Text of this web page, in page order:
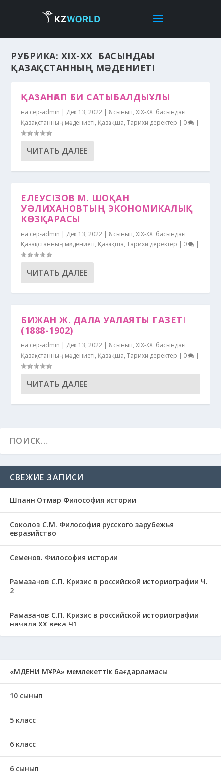
РУБРИКА: XIХ-XX Ғ БАСЫНДАҒЫ
ҚАЗАҚСТАННЫҢ МӘДЕНИЕТІ
ҚАЗАНҒАП БИ САТЫБАЛДЫҰЛЫ
на cep-admin | Дек 13, 2022 | 8 сынып,XIХ-XX ғ басындағы
Қазақстанның мәдениеті, Қазақша,Тарихи деректер | 0 |
ЧИТАТЬ ДАЛЕЕ
ЕЛЕУСІЗОВ М. ШОҚАН
УӘЛИХАНОВТЫҢ ЭКОНОМИКАЛЫҚ
КӨЗҚАРАСЫ
на cep-admin | Дек 13, 2022 | 8 сынып,XIХ-XX ғ басындағы
Қазақстанның мәдениеті, Қазақша,Тарихи деректер | 0 |
ЧИТАТЬ ДАЛЕЕ
БИЖАН Ж. ДАЛА УАЛАЯТЫ ГАЗЕТІ
(1888-1902)
на cep-admin | Дек 13, 2022 | 8 сынып,XIХ-XX ғ басындағы
Қазақстанның мәдениеті, Қазақша,Тарихи деректер | 0 |
ЧИТАТЬ ДАЛЕЕ
СВЕЖИЕ ЗАПИСИ
Шпанн Отмар Философия истории
Соколов С.М. Философия русского зарубежья
евразийство
Семенов. Философия истории
Рамазанов С.П. Кризис в российской историографии Ч.
2
Рамазанов С.П. Кризис в российской историографии
начала ХХ века Ч1
«МӘДЕНИ МҰРА» мемлекеттік бағдарламасы
10 сынып
5 класс
6 класс
6 сынып